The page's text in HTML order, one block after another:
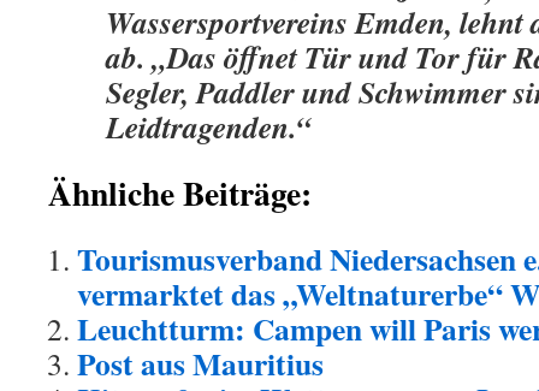
Wassersportvereins Emden, lehnt
ab. „Das öffnet Tür und Tor für
Segler, Paddler und Schwimmer
Leidtragenden.“
Ähnliche Beiträge:
Tourismusverband Niedersachsen
vermarktet das „Weltnaturerbe“
Leuchtturm: Campen will Paris
Post aus Mauritius